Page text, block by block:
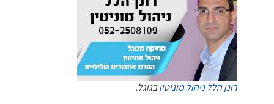
רונן הלל ניהול מוניטיןבגוגל.